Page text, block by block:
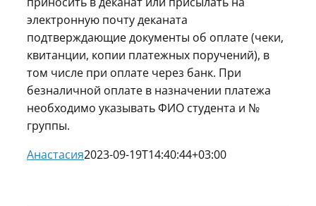
электронную почту деканата
подтверждающие документы об оплате (чеки,
квитанции, копии платежных поручений), в
том числе при оплате через банк. При
безналичной оплате в назначении платежа
необходимо указывать ФИО студента и №
группы.
Анастасия2023-09-19T14:40:44+03:00